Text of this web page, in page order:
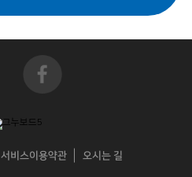
서비스이용약관 오시는 길